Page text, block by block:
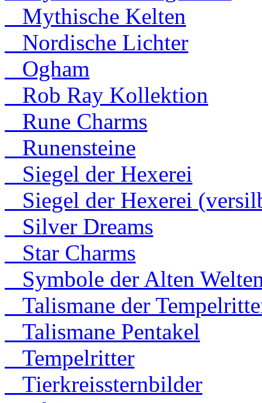
Mythische Kelten
Nordische Lichter
Ogham
Rob Ray Kollektion
Rune Charms
Runensteine
Siegel der Hexerei
Siegel der Hexerei
Silver Dreams
Star Charms
Symbole der Alten
Talismane der
Talismane Pentakel
Tempelritter
Tierkreissternbilder